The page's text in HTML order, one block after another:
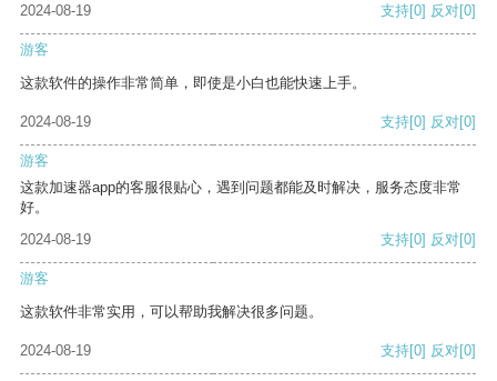
2024-08-19
支持[0] 反对[0]
游客
这款软件的操作非常简单，即使是小白也能快速上手。
2024-08-19 支持[0] 反对[0]
游客
这款加速器app的客服很贴心，遇到问题都能及时解决，服务态度非常
好。
2024-08-19
支持[0] 反对[0]
游客
这款软件非常实用，可以帮助我解决很多问题。
2024-08-19 支持[0] 反对[0]